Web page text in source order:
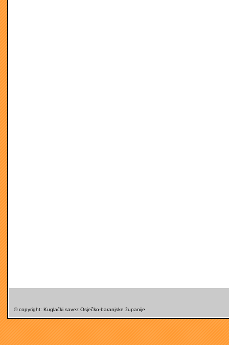
© copyright: Kuglački savez Osječko-baranjske županije